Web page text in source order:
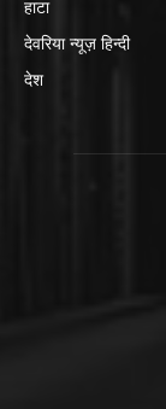
हाटा
देवरिया न्यूज़ हिन्दी
देश